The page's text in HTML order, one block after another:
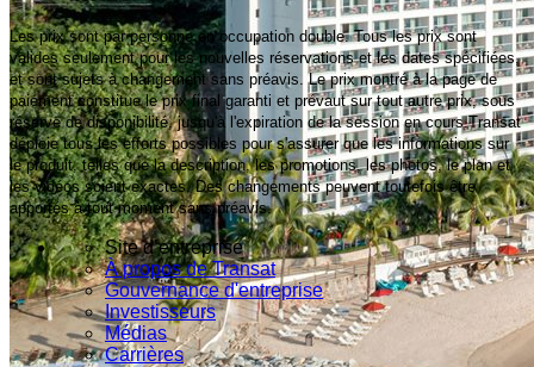
Les prix sont par personne en occupation double. Tous les prix sont
valides seulement pour les nouvelles réservations et les dates spécifiées,
et sont sujets à changement sans préavis. Le prix montré à la page de
paiement constitue le prix final garanti et prévaut sur tout autre prix, sous
réserve de disponibilité, jusqu'à l'expiration de la session en cours.Transat
déploie tous les efforts possibles pour s'assurer que les informations sur
le produit, telles que la description, les promotions, les photos, le plan et
les vidéos soient exactes. Des changements peuvent toutefois être
apportés à tout moment sans préavis.
Site d’entreprise
À propos de Transat
Gouvernance d'entreprise
Investisseurs
Médias
Carrières